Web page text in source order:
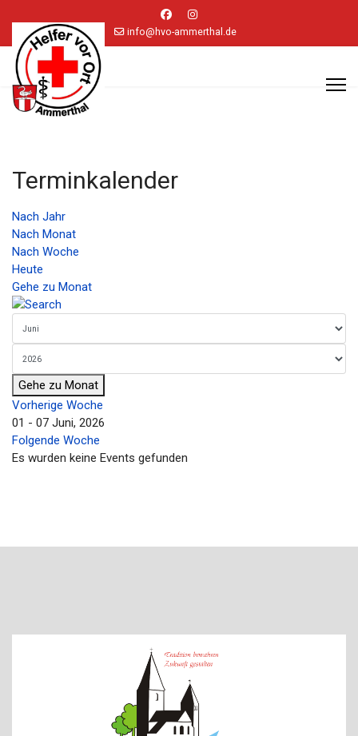
info@hvo-ammerthal.de
Terminkalender
Nach Jahr
Nach Monat
Nach Woche
Heute
Gehe zu Monat
Gehe zu Monat
Vorherige Woche
01 - 07 Juni, 2026
Folgende Woche
Es wurden keine Events gefunden